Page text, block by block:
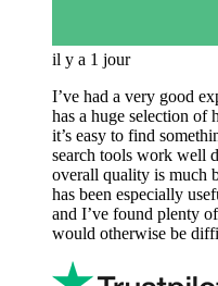
il y a 1 jour
I’ve had a very good
has a huge selection of
it’s easy to find
search tools work well
overall quality is much
has been especially
and I’ve found plenty
would otherwise be